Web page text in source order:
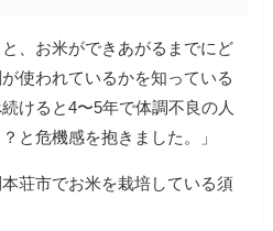
、お米ができあがるまでにど
使われているかを知っている
けると4〜5年で体調不良の人
と危機感を抱きました。」
荘市でお米を栽培している須